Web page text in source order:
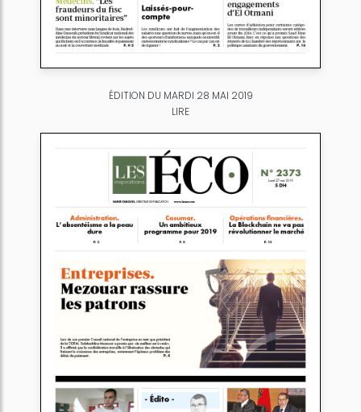
ÉDITION DU MARDI 28 MAI 2019
LIRE